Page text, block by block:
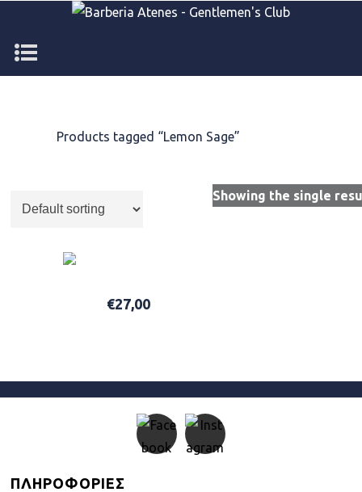
Products tagged “Lemon Sage”
Showing the single
€27,00
ΠΛΗΡΟΦΟΡΙΕΣ